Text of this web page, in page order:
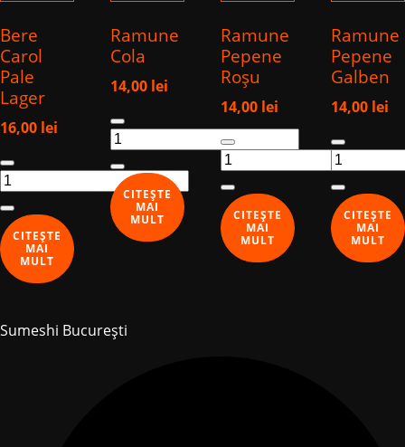
Bere
Carol
Pale
Lager
16,00 lei
Cantitate
Bere
Carol
Pale
Lager
CITEȘTE
MAI
MULT
Ramune
Cola
14,00 lei
Cantitate
Ramune
Cola
CITEȘTE
MAI
MULT
Ramune
Pepene
Roșu
14,00 lei
Cantitate
Ramune
Pepene
Roșu
CITEȘTE
MAI
MULT
Ramune
Pepene
Galben
14,00 lei
Cantitate
Ramune
Pepene
Galben
CITEȘTE
MAI
MULT
Sumeshi București